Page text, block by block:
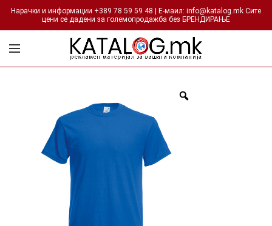
Нарачки и информации +389 78 59 59 48 | Е-маил: info@katalog.mk Сите
цени се дадени за големопродажба без БРЕНДИРАЊЕ